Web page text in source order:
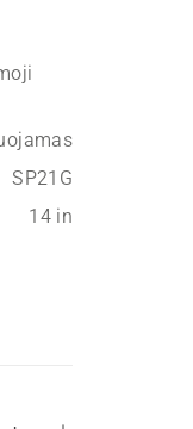
SP21G
14 in